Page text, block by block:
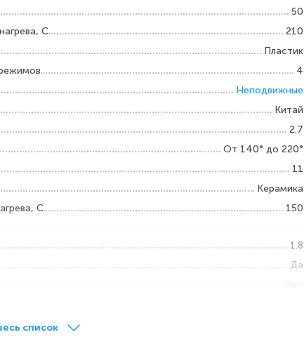
50
С
210
Пластик
4
Неподвижные
Китай
2.7
От 140° до 220°
11
Керамика
С
150
1.8
Да
Нет
список